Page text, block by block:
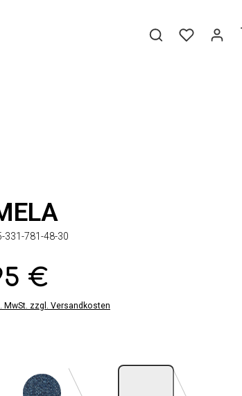
331-781-48-30
Preis: €
MwSt. zzgl. Versandkosten